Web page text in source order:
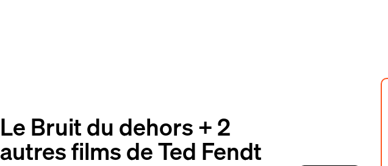
Le Bruit du dehors + 2
autres films de Ted Fendt